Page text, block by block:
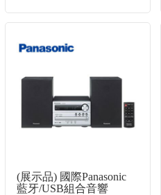
(展示品) 國際Panasonic
藍牙/USB組合音響